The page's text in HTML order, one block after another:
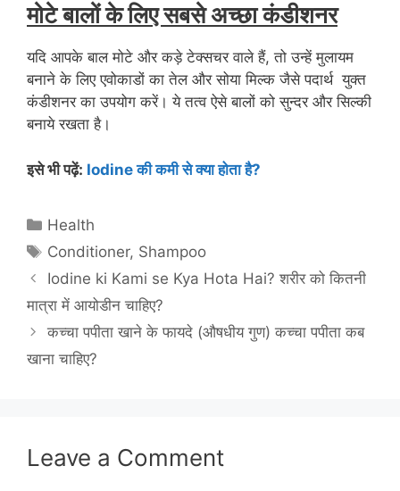
मोटे बालों के लिए सबसे अच्छा कंडीशनर
यदि आपके बाल मोटे और कड़े टेक्सचर वाले हैं, तो उन्हें मुलायम
बनाने के लिए एवोकाडों का तेल और सोया मिल्क जैसे पदार्थ युक्त
कंडीशनर का उपयोग करें। ये तत्व ऐसे बालों को सुन्दर और सिल्की
बनाये रखता है।
इसे भी पढ़ें: Iodine की कमी से क्या होता है?
Categories
Health
Tags
Conditioner, Shampoo
Iodine ki Kami se Kya Hota Hai? शरीर को कितनी
मात्रा में आयोडीन चाहिए?
कच्चा पपीता खाने के फायदे (औषधीय गुण) कच्चा पपीता कब
खाना चाहिए?
Leave a Comment